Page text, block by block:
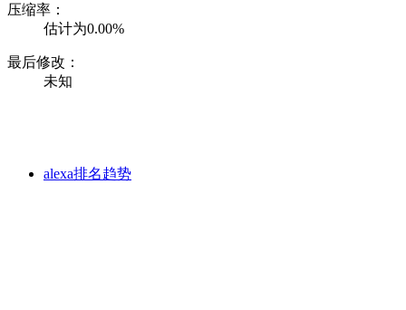
压缩率：
估计为0.00%
最后修改：
未知
alexa排名趋势